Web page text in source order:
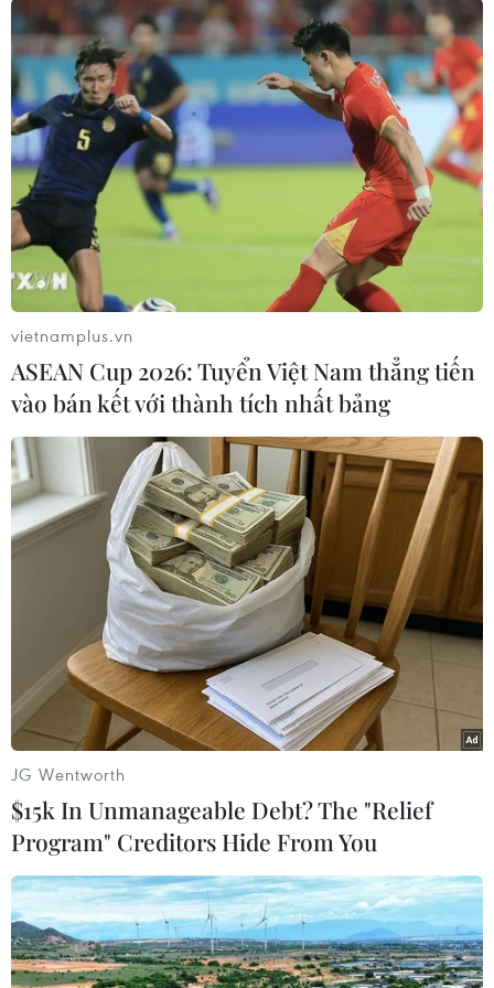
#Tổng thống Ai Cập
#Abdel Fatah el-Sisi
#Khu vực Trung Đông
Theo dõi VietnamPlus
TIN LIÊN QUAN
vietnamplus.vn
ASEAN Cup 2026: Tuyển Việt Nam thẳng tiến
vào bán kết với thành tích nhất bảng
JG Wentworth
$15k In Unmanageable Debt? The "Relief
Program" Creditors Hide From You